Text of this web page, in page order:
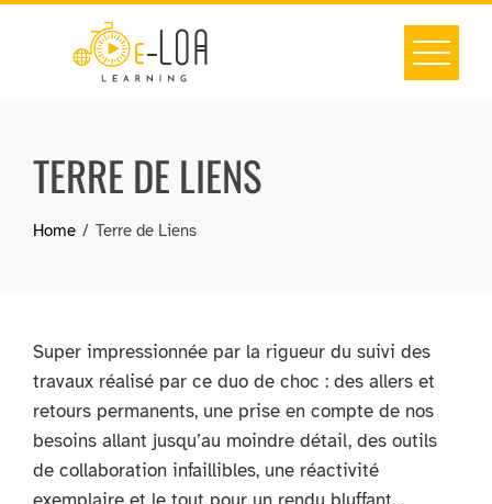
TERRE DE LIENS
Home Terre de Liens
Super impressionnée par la rigueur du suivi des
travaux réalisé par ce duo de choc : des allers et
retours permanents, une prise en compte de nos
besoins allant jusqu’au moindre détail, des outils
de collaboration infaillibles, une réactivité